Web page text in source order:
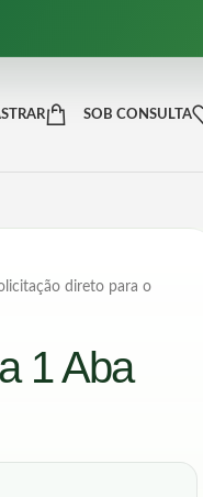
SOB CONSULTA
direto para o
1 Aba